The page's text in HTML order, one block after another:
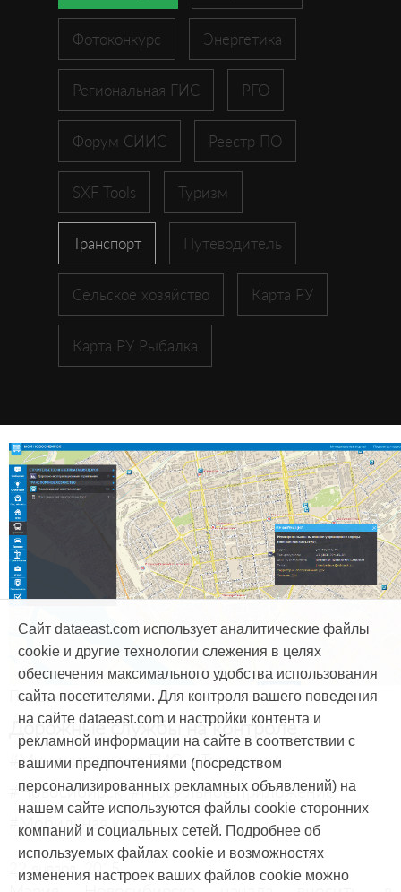
Фотоконкурс Энергетика
Региональная ГИС РГО
Форум СИИС Реестр ПО
SXF Tools Туризм
Транспорт Путеводитель
Сельское хозяйство Карта РУ
Карта РУ Рыбалка
Продукты и услуги
Дорожные службы на контроле
#Муниципальная ГИС #Транспорт
#Новосибирск #Мобильное приложение
#Мобильная карта
22 января, 2015
Сайт dataeast.com использует аналитические файлы
cookie и другие технологии слежения в целях
обеспечения максимального удобства использования
сайта посетителями. Для контроля вашего поведения
на сайте dataeast.com и настройки контента и
рекламной информации на сайте в соответствии с
вашими предпочтениями (посредством
персонализированных рекламных объявлений) на
нашем сайте используются файлы cookie сторонних
компаний и социальных сетей. Подробнее об
используемых файлах cookie и возможностях
изменения настроек ваших файлов cookie можно